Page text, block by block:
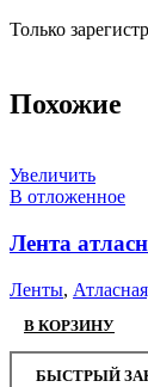
Только
Похожие
Увеличить
В отложенное
Лента
Ленты,
В КОРЗИНУ
БЫСТРЫЙ